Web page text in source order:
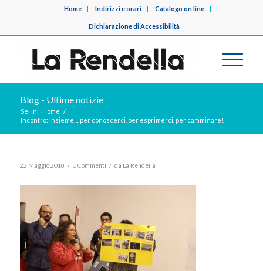
Home Indirizzi e orari Catalogo on line
Dichiarazione di Accessibilità
Blog - Ultime notizie
Sei in: Home /
Incontro: Insieme… per conoscerci, per esprimerci, per camminare!
22 Maggio 2018 / 0 Commenti / da La Rendella